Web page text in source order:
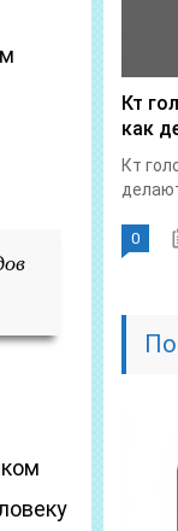
Кт
как
Кт
0